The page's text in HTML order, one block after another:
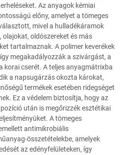
Az anyagok kémiai
előny, amelyet a tömeges
mivel a hulladékáramok
oldószereket és más
tartalmaznak. A polimer keverékek
megakadályozzák a szivárgást, a
korai cserét. A teljes anyagmátrixba
a napsugárzás okozta károkat,
termékek esetében ridegséget
Ez a védelem biztosítja, hogy az
után is megőrizzék esztétikai
A tömeges
antimikrobiális
összetételekbe, amelyek
az edényfelületeken, így